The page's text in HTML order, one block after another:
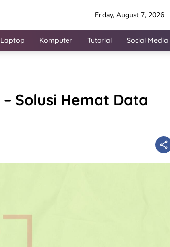
Friday, August 7, 2026
Laptop Komputer Tutorial Social Media
Solusi Hemat Data